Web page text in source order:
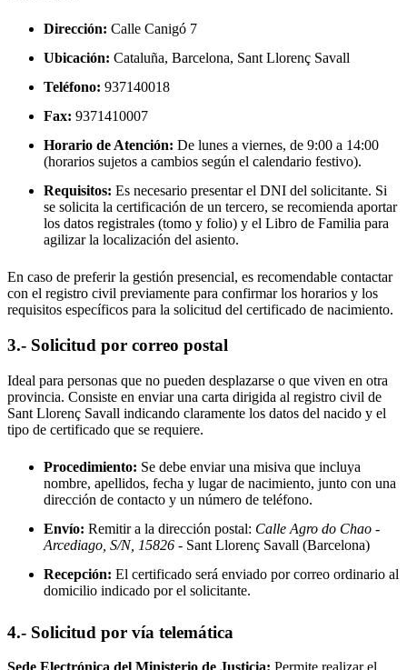
Dirección: Calle Canigó 7
Ubicación: Cataluña, Barcelona, Sant Llorenç Savall
Teléfono: 937140018
Fax: 9371410007
Horario de Atención: De lunes a viernes, de 9:00 a 14:00
(horarios sujetos a cambios según el calendario festivo).
Requisitos: Es necesario presentar el DNI del solicitante. Si
se solicita la certificación de un tercero, se recomienda aportar
los datos registrales (tomo y folio) y el Libro de Familia para
agilizar la localización del asiento.
En caso de preferir la gestión presencial, es recomendable contactar
con el registro civil previamente para confirmar los horarios y los
requisitos específicos para la solicitud del certificado de nacimiento.
3.- Solicitud por correo postal
Ideal para personas que no pueden desplazarse o que viven en otra
provincia. Consiste en enviar una carta dirigida al registro civil de
Sant Llorenç Savall indicando claramente los datos del nacido y el
tipo de certificado que se requiere.
Procedimiento: Se debe enviar una misiva que incluya
nombre, apellidos, fecha y lugar de nacimiento, junto con una
dirección de contacto y un número de teléfono.
Envío: Remitir a la dirección postal: Calle Agro do Chao -
Arcediago, S/N, 15826 - Sant Llorenç Savall (Barcelona)
Recepción: El certificado será enviado por correo ordinario al
domicilio indicado por el solicitante.
4.- Solicitud por vía telemática